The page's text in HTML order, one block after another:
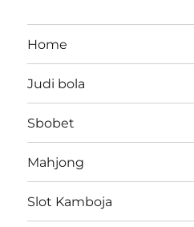
Home
Judi bola
Sbobet
Mahjong
Slot Kamboja